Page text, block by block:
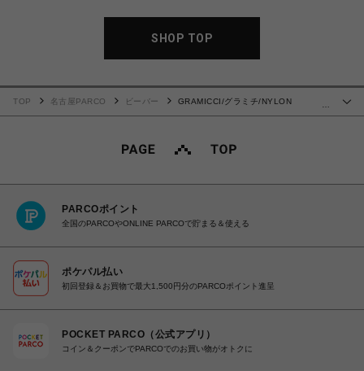
SHOP TOP
…
TOP 名古屋PARCO ビーバー
GRAMICCI/グラミチ/NYLON
PARCOポイント
全国のPARCOやONLINE PARCOで貯まる＆使える
ポケパル払い
初回登録＆お買物で最大1,500円分のPARCOポイント進呈
POCKET PARCO（公式アプリ）
コイン＆クーポンでPARCOでのお買い物がオトクに